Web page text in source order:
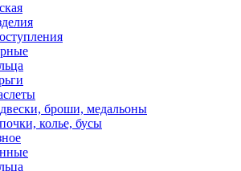
броши, медальоны
колье, бусы